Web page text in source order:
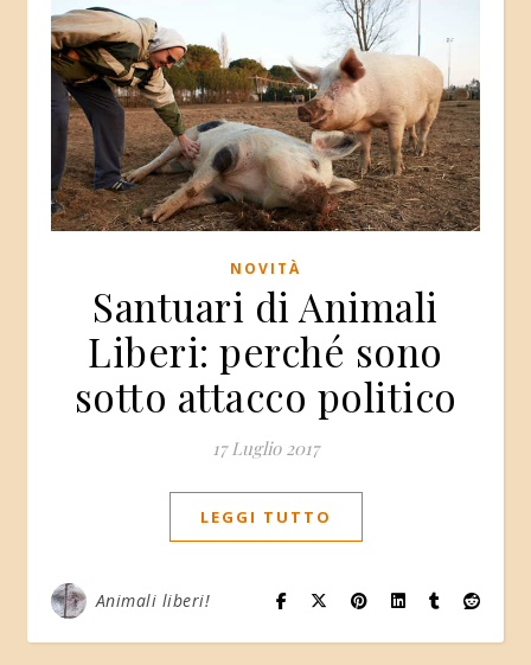
NOVITÀ
Santuari di Animali
Liberi: perché sono
sotto attacco politico
17 Luglio 2017
LEGGI TUTTO
Animali liberi!